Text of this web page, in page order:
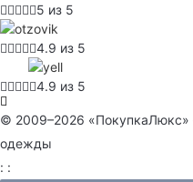
5 из 5
4.9 из 5
4.9 из 5
© 2009–2026 «ПокупкаЛюкс»
одежды
: :